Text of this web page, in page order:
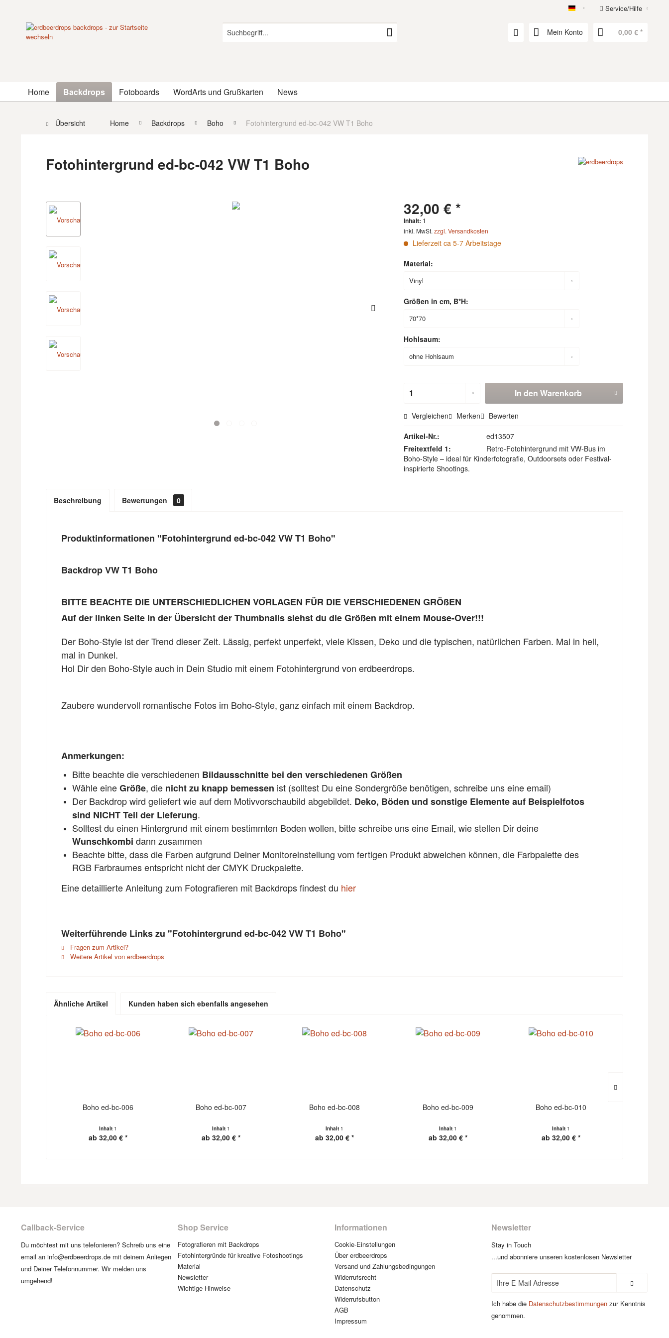
erdbeerdropsService/Hilfe
Mein Konto 0,00 € *
Home Backdrops Fotoboards WordArts und Grußkarten News
Übersicht Home Backdrops Boho Fotohintergrund ed-bc-042 VW T1 Boho
Fotohintergrund ed-bc-042 VW T1 Boho
32,00 € *
Inhalt: 1
inkl. MwSt.zzgl. Versandkosten
Lieferzeit ca 5-7 Arbeitstage
Material:
Größen in cm, B*H:
Hohlsaum:
In den Warenkorb
Vergleichen Merken Bewerten
Artikel-Nr.:
ed13507
Freitextfeld 1:
Retro-Fotohintergrund mit VW-Bus im
Boho-Style – ideal für Kinderfotografie, Outdoorsets oder Festival-
inspirierte Shootings.
Beschreibung Bewertungen 0
Produktinformationen "Fotohintergrund ed-bc-042 VW T1 Boho"
Backdrop VW T1 Boho
BITTE BEACHTE DIE UNTERSCHIEDLICHEN VORLAGEN FÜR DIE VERSCHIEDENEN GRÖßEN
Auf der linken Seite in der Übersicht der Thumbnails siehst du die Größen mit einem Mouse-Over!!!
Der Boho-Style ist der Trend dieser Zeit. Lässig, perfekt unperfekt, viele Kissen, Deko und die typischen, natürlichen Farben. Mal in hell,
mal in Dunkel.
Hol Dir den Boho-Style auch in Dein Studio mit einem Fotohintergrund von erdbeerdrops.
Zaubere wundervoll romantische Fotos im Boho-Style, ganz einfach mit einem Backdrop.
Anmerkungen:
Bitte beachte die verschiedenen Bildausschnitte bei den verschiedenen Größen
Wähle eineGröße, die nicht zu knapp bemessen ist (solltest Du eine Sondergröße benötigen, schreibe uns eine email)
Der Backdrop wird geliefert wie auf dem Motivvorschaubild abgebildet. Deko, Böden und sonstige Elemente auf Beispielfotos
sind NICHT Teil der Lieferung.
Solltest du einen Hintergrund mit einem bestimmten Boden wollen, bitte schreibe uns eine Email, wie stellen Dir deine
Wunschkombi dann zusammen
Beachte bitte, dass die Farben aufgrund Deiner Monitoreinstellung vom fertigen Produkt abweichen können, die Farbpalette des
RGB Farbraumes entspricht nicht der CMYK Druckpalette.
Eine detaillierte Anleitung zum Fotografieren mit Backdrops findest du hier
Weiterführende Links zu "Fotohintergrund ed-bc-042 VW T1 Boho"
Fragen zum Artikel?
Weitere Artikel von erdbeerdrops
Ähnliche Artikel Kunden haben sich ebenfalls angesehen
Boho ed-bc-006
Inhalt 1
ab 32,00 € *
Boho ed-bc-007
Inhalt 1
ab 32,00 € *
Boho ed-bc-008
Inhalt 1
ab 32,00 € *
Boho ed-bc-009
Inhalt 1
ab 32,00 € *
Boho ed-bc-010
Inhalt 1
ab 32,00 € *
Callback-Service
Du möchtest mit uns telefonieren? Schreib uns eine
email an info@erdbeerdrops.de mit deinem Anliegen
und Deiner Telefonnummer. Wir melden uns
umgehend!
Shop Service
Fotografieren mit Backdrops
Fotohintergründe für kreative Fotoshootings
Material
Newsletter
Wichtige Hinweise
Informationen
Cookie-Einstellungen
Über erdbeerdrops
Versand und Zahlungsbedingungen
Widerrufsrecht
Datenschutz
Widerrufsbutton
AGB
Impressum
Newsletter
Stay in Touch
...und abonniere unseren kostenlosen Newsletter
Ich habe die Datenschutzbestimmungen zur Kenntnis
genommen.